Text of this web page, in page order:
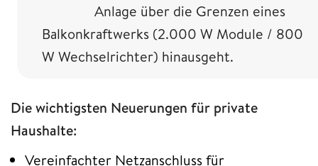
Anlage über die Grenzen eines
Balkonkraftwerks (2.000 W Module / 800
W Wechselrichter) hinausgeht.
Die wichtigsten Neuerungen für private
Haushalte:
Vereinfachter Netzanschluss für